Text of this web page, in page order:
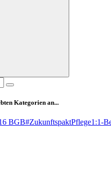
Kategorien an...
BGB#ZukunftspaktPflege1:1-